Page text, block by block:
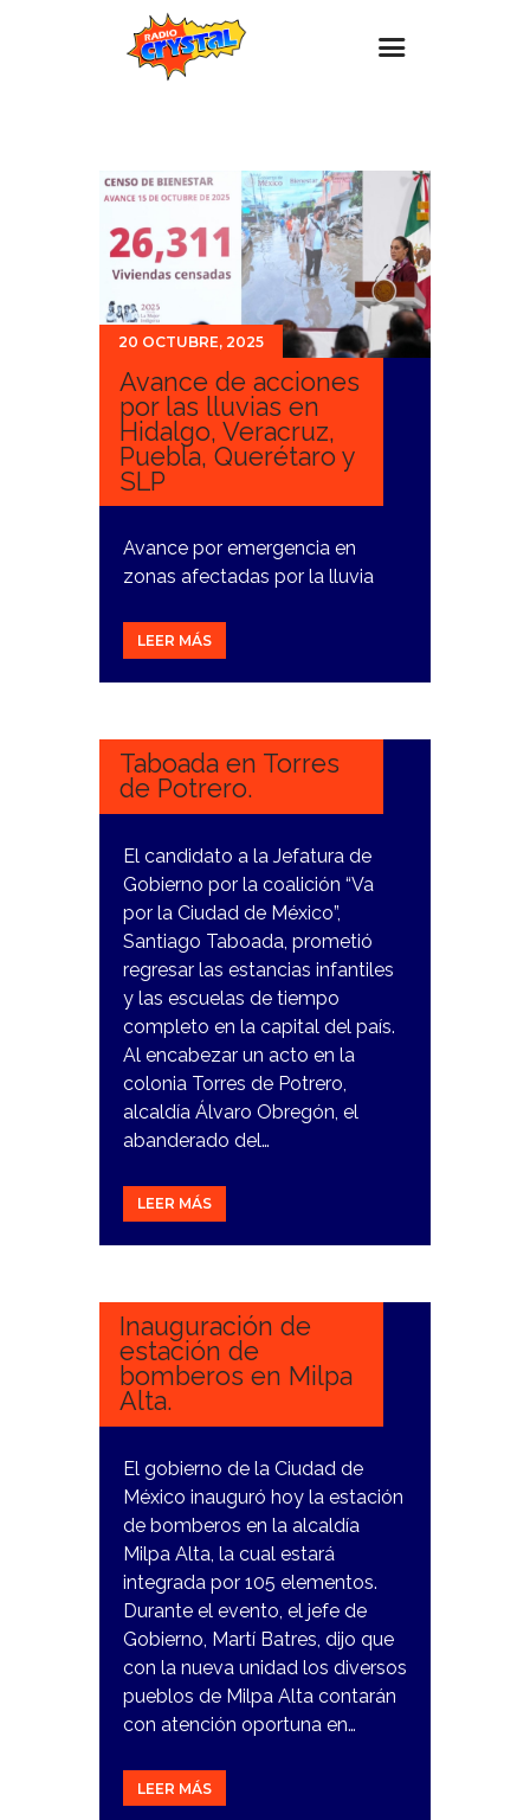
Estaciones
Eventos
Promociones
Noticias
Para ti
Contacto
20 OCTUBRE, 2025
Avance de acciones
por las lluvias en
Hidalgo, Veracruz,
Puebla, Querétaro y
SLP
Avance por emergencia en
zonas afectadas por la lluvia
LEER MÁS
8
Taboada en Torres
de Potrero.
El candidato a la Jefatura de
Gobierno por la coalición “Va
por la Ciudad de México”,
Santiago Taboada, prometió
regresar las estancias infantiles
y las escuelas de tiempo
completo en la capital del país.
Al encabezar un acto en la
colonia Torres de Potrero,
alcaldía Álvaro Obregón, el
abanderado del…
LEER MÁS
28
Inauguración de
estación de
bomberos en Milpa
Alta.
El gobierno de la Ciudad de
México inauguró hoy la estación
de bomberos en la alcaldía
Milpa Alta, la cual estará
integrada por 105 elementos.
Durante el evento, el jefe de
Gobierno, Martí Batres, dijo que
con la nueva unidad los diversos
pueblos de Milpa Alta contarán
con atención oportuna en…
LEER MÁS